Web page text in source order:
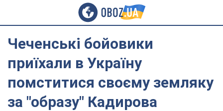
Чеченські бойовики
приїхали в Україну
помститися своєму земляку
за "образу" Кадирова